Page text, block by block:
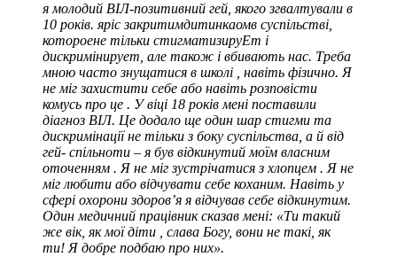
я молодий ВІЛ-позитивний гей, якого згвалтували в
10 років. яріс закритимдитинкаомв суспільстві,
котороене тільки стигматизируЕт і
дискримінирует, але також і вбивають нас. Треба
мною часто знущатися в школі , навіть фізично. Я
не міг захистити себе або навіть розповісти
комусь про це . У віці 18 років мені поставили
діагноз ВІЛ. Це додало ще один шар стигми та
дискримінації не тількиз боку суспільства, а й від
гей- спільноти –я був відкинутий моїм власним
оточенням . Я не міг зустрічатися з хлопцем . Я не
міг любити або відчувати себе коханим. Навіть у
сфері охорони здоров’я я відчував себе відкинутим.
Один медичний працівник сказав мені: «Ти такий
же вік, як мої діти , слава Богу, вони не такі, як
ти! Я добре подбаю про них».